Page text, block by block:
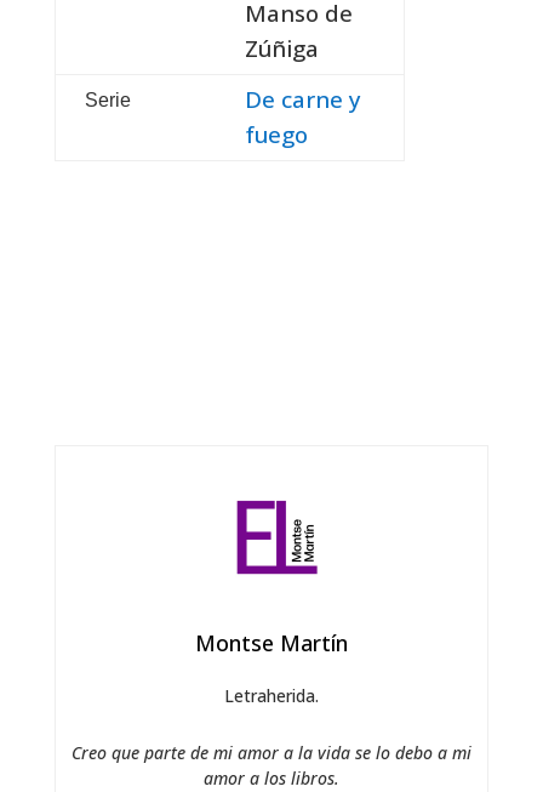
Manso de
Zúñiga
Serie
De carne y
fuego
Montse Martín
Letraherida.
Creo que parte de mi amor a la vida se lo debo a mi
amor a los libros.